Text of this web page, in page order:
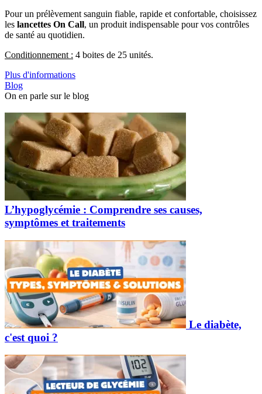
Pour un prélèvement sanguin fiable, rapide et confortable, choisissez
les lancettes On Call, un produit indispensable pour vos contrôles
de santé au quotidien.
Conditionnement : 4 boites de 25 unités.
Plus d'informations
Blog
On en parle sur le blog
L’hypoglycémie : Comprendre ses causes,
symptômes et traitements
Le diabète,
c'est quoi ?